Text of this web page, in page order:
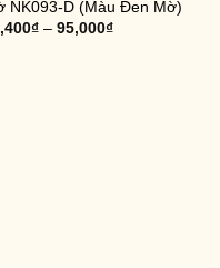
NK093-D (Màu Đen Mờ)
₫– 95,000₫